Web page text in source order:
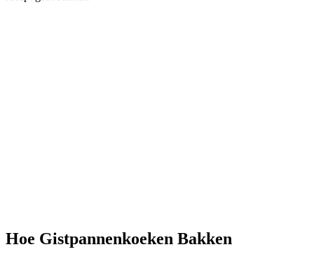
Hoe Gistpannenkoeken Bakken